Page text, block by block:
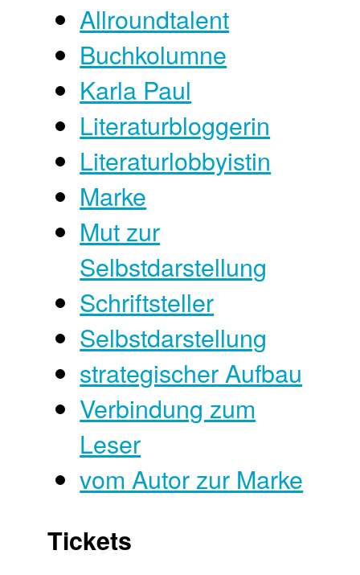
Allroundtalent
Buchkolumne
Karla Paul
Literaturbloggerin
Literaturlobbyistin
Marke
Mut zur
Selbstdarstellung
Schriftsteller
Selbstdarstellung
strategischer Aufbau
Verbindung zum
Leser
vom Autor zur Marke
Tickets